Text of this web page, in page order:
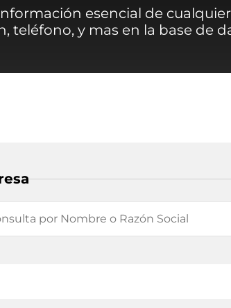
esencial de
teléfono, y mas en la base de